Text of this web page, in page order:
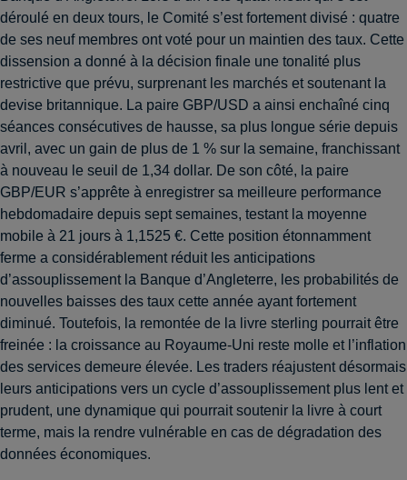
déroulé en deux tours, le Comité s’est fortement divisé : quatre
de ses neuf membres ont voté pour un maintien des taux. Cette
dissension a donné à la décision finale une tonalité plus
restrictive que prévu, surprenant les marchés et soutenant la
devise britannique. La paire GBP/USD a ainsi enchaîné cinq
séances consécutives de hausse, sa plus longue série depuis
avril, avec un gain de plus de 1 % sur la semaine, franchissant
à nouveau le seuil de 1,34 dollar. De son côté, la paire
GBP/EUR s’apprête à enregistrer sa meilleure performance
hebdomadaire depuis sept semaines, testant la moyenne
mobile à 21 jours à 1,1525 €. Cette position étonnamment
ferme a considérablement réduit les anticipations
d’assouplissement la Banque d’Angleterre, les probabilités de
nouvelles baisses des taux cette année ayant fortement
diminué. Toutefois, la remontée de la livre sterling pourrait être
freinée : la croissance au Royaume-Uni reste molle et l’inflation
des services demeure élevée. Les traders réajustent désormais
leurs anticipations vers un cycle d’assouplissement plus lent et
prudent, une dynamique qui pourrait soutenir la livre à court
terme, mais la rendre vulnérable en cas de dégradation des
données économiques.